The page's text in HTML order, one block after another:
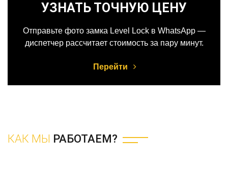
УЗНАТЬ ТОЧНУЮ ЦЕНУ
Отправьте фото замка Level Lock в WhatsApp —
диспетчер рассчитает стоимость за пару минут.
Перейти
КАК МЫ РАБОТАЕМ?